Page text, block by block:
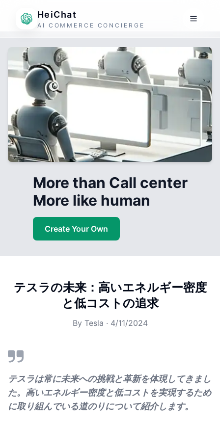
HeiChat
AI COMMERCE CONCIERGE
More than Call center
More like human
Create Your Own
テスラの未来：高いエネルギー密度
と低コストの追求
By Tesla · 4/11/2024
テスラは常に未来への挑戦と革新を体現してきまし
た。高いエネルギー密度と低コストを実現するため
に取り組んでいる道のりについて紹介します。